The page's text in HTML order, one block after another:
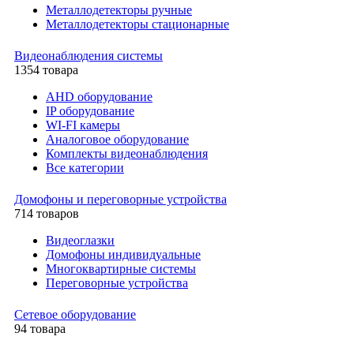
Металлодетекторы ручные
Металлодетекторы стационарные
Видеонаблюдения cистемы
1354 товара
AHD оборудование
IP оборудование
WI-FI камеры
Аналоговое оборудование
Комплекты видеонаблюдения
Все категории
Домофоны и переговорные устройства
714 товаров
Видеоглазки
Домофоны индивидуальные
Многоквартирные системы
Переговорные устройства
Сетевое оборудование
94 товара